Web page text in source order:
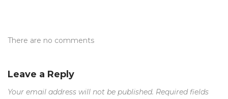
There are no comments
Leave a Reply
Your email address will not be published. Required fields